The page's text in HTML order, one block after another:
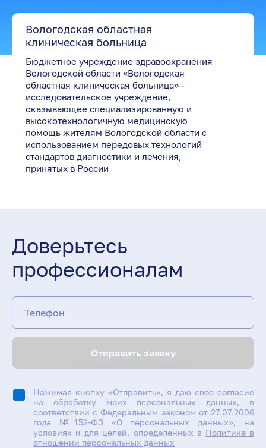
Вологодская областная
клиническая больница
Бюджетное учреждение здравоохранения
Вологодской области «Вологодская
областная клиническая больница» -
исследовательское учреждение,
оказывающее специализированную и
высокотехнологичную медицинскую
помощь жителям Вологодской области с
использованием передовых технологий
стандартов диагностики и лечения,
принятых в России
Доверьтесь
профессионалам
Телефон
Отправить заявку
Нажимая кнопку «Отправить», я даю свое согласие
на обработку моих персональных данных, в
соответствии с Федеральным законом от 27.07.2006
года №152-ФЗ «О персональных данных», на
условиях и для целей, определенных в Политике в
отношении персональных данных